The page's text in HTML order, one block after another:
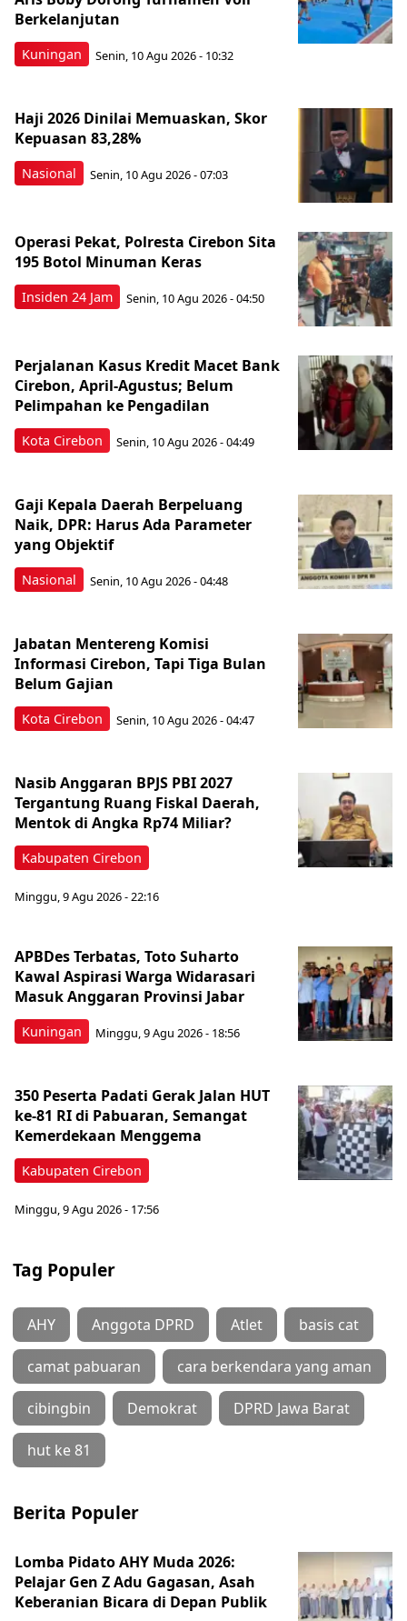
Kuningan
Berkelanjutan
Senin, 10 Agu 2026 - 10:32
Nasional
Haji 2026 Dinilai Memuaskan, Skor
Kepuasan 83,28%
Senin, 10 Agu 2026 - 07:03
Insiden 24 Jam
Operasi Pekat, Polresta Cirebon Sita
195 Botol Minuman Keras
Senin, 10 Agu 2026 - 04:50
Kota Cirebon
Perjalanan Kasus Kredit Macet Bank
Cirebon, April-Agustus; Belum
Pelimpahan ke Pengadilan
Senin, 10 Agu 2026 - 04:49
Nasional
Gaji Kepala Daerah Berpeluang
Naik, DPR: Harus Ada Parameter
yang Objektif
Senin, 10 Agu 2026 - 04:48
Kota Cirebon
Jabatan Mentereng Komisi
Informasi Cirebon, Tapi Tiga Bulan
Belum Gajian
Senin, 10 Agu 2026 - 04:47
Kabupaten Cirebon
Nasib Anggaran BPJS PBI 2027
Tergantung Ruang Fiskal Daerah,
Mentok di Angka Rp74 Miliar?
Minggu, 9 Agu 2026 - 22:16
Kuningan
APBDes Terbatas, Toto Suharto
Kawal Aspirasi Warga Widarasari
Masuk Anggaran Provinsi Jabar
Minggu, 9 Agu 2026 - 18:56
Kabupaten Cirebon
350 Peserta Padati Gerak Jalan HUT
ke-81 RI di Pabuaran, Semangat
Kemerdekaan Menggema
Minggu, 9 Agu 2026 - 17:56
Tag Populer
AHY Anggota DPRD Atlet basis cat
camat pabuaran cara berkendara yang aman
cibingbin Demokrat DPRD Jawa Barat
hut ke 81
Berita Populer
Lomba Pidato AHY Muda 2026:
Pelajar Gen Z Adu Gagasan, Asah
Keberanian Bicara di Depan Publik